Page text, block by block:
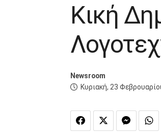
Κική
Newsroom
Κυριακή, 23